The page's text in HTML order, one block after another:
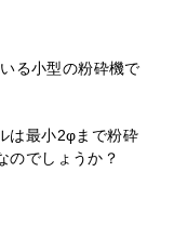
る小型の粉砕機で
は最小2φまで粉砕
のでしょうか？